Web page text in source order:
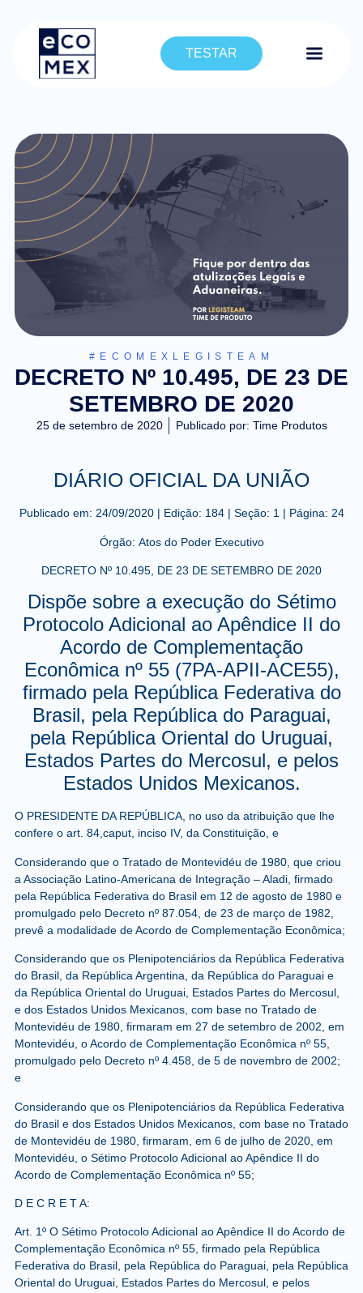
TESTAR
#ECOMEXLEGISTEAM
DECRETO Nº 10.495, DE 23 DE
SETEMBRO DE 2020
25 de setembro de 2020 Publicado por: Time Produtos
DIÁRIO OFICIAL DA UNIÃO
Publicado em: 24/09/2020 | Edição: 184 | Seção: 1 | Página: 24
Órgão: Atos do Poder Executivo
DECRETO Nº 10.495, DE 23 DE SETEMBRO DE 2020
Dispõe sobre a execução do Sétimo
Protocolo Adicional ao Apêndice II do
Acordo de Complementação
Econômica nº 55 (7PA-APII-ACE55),
firmado pela República Federativa do
Brasil, pela República do Paraguai,
pela República Oriental do Uruguai,
Estados Partes do Mercosul, e pelos
Estados Unidos Mexicanos.
O PRESIDENTE DA REPÚBLICA, no uso da atribuição que lhe
confere o art. 84,caput, inciso IV, da Constituição, e
Considerando que o Tratado de Montevidéu de 1980, que criou
a Associação Latino-Americana de Integração – Aladi, firmado
pela República Federativa do Brasil em 12 de agosto de 1980 e
promulgado pelo Decreto nº 87.054, de 23 de março de 1982,
prevê a modalidade de Acordo de Complementação Econômica;
Considerando que os Plenipotenciários da República Federativa
do Brasil, da República Argentina, da República do Paraguai e
da República Oriental do Uruguai, Estados Partes do Mercosul,
e dos Estados Unidos Mexicanos, com base no Tratado de
Montevidéu de 1980, firmaram em 27 de setembro de 2002, em
Montevidéu, o Acordo de Complementação Econômica nº 55,
promulgado pelo Decreto nº 4.458, de 5 de novembro de 2002;
e
Considerando que os Plenipotenciários da República Federativa
do Brasil e dos Estados Unidos Mexicanos, com base no Tratado
de Montevidéu de 1980, firmaram, em 6 de julho de 2020, em
Montevidéu, o Sétimo Protocolo Adicional ao Apêndice II do
Acordo de Complementação Econômica nº 55;
D E C R E T A:
Art. 1º O Sétimo Protocolo Adicional ao Apêndice II do Acordo de
Complementação Econômica nº 55, firmado pela República
Federativa do Brasil, pela República do Paraguai, pela República
Oriental do Uruguai, Estados Partes do Mercosul, e pelos